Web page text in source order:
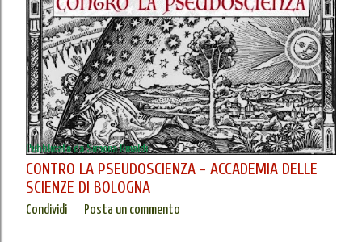
Pubblicato daSimona Rinaldi
CONTRO LA PSEUDOSCIENZA - ACCADEMIA DELLE
SCIENZE DI BOLOGNA
Condividi Posta un commento